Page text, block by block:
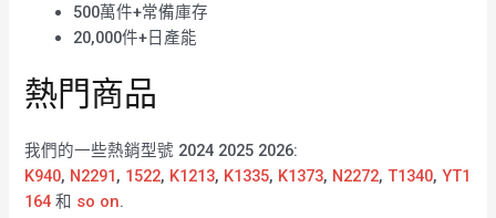
500萬件+常備庫存
20,000件+日產能
熱門商品
我們的一些熱銷型號 2024 2025 2026:
K940, N2291 , 1522, K1213, K1335, K1373, N2272,T1340,YT1
164 和 so on.